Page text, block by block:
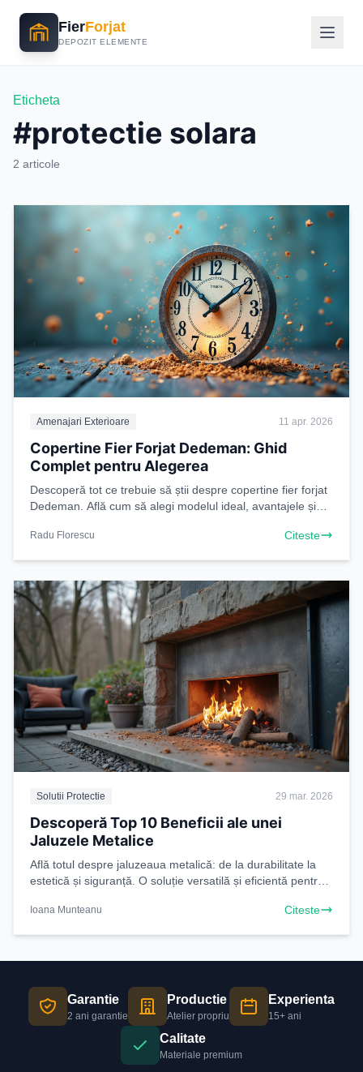
FierForjat
DEPOZIT ELEMENTE
Eticheta
#protectie solara
2 articole
Amenajari Exterioare 11 apr. 2026
Copertine Fier Forjat Dedeman: Ghid
Complet pentru Alegerea
Descoperă tot ce trebuie să știi despre copertine fier forjat
Dedeman. Află cum să alegi modelul ideal, avantajele și
Radu Florescu Citeste
Solutii Protectie 29 mar. 2026
Descoperă Top 10 Beneficii ale unei
Jaluzele Metalice
Află totul despre jaluzeaua metalică: de la durabilitate la
estetică și siguranță. O soluție versatilă și eficientă pentru
Ioana Munteanu Citeste
Garantie
2 ani garantie
Productie
Atelier propriu
Experienta
15+ ani
Calitate
Materiale premium